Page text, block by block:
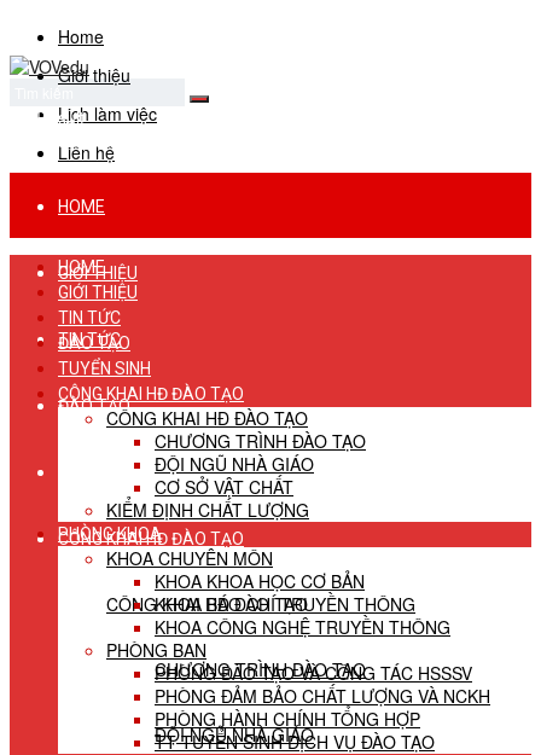
Home
Giới thiệu
Lịch làm việc
Liên hệ
No Result
View All Result
HOME
GIỚI THIỆU
TIN TỨC
ĐÀO TẠO
TUYỂN SINH
CÔNG KHAI HĐ ĐÀO TẠO
CÔNG KHAI HĐ ĐÀO TẠO
CHƯƠNG TRÌNH ĐÀO TẠO
ĐỘI NGŨ NHÀ GIÁO
HOME
GIỚI THIỆU
TIN TỨC
ĐÀO TẠO
TUYỂN SINH
CÔNG KHAI HĐ ĐÀO TẠO
CÔNG KHAI HĐ ĐÀO TẠO
CHƯƠNG TRÌNH ĐÀO TẠO
ĐỘI NGŨ NHÀ GIÁO
CƠ SỞ VẬT CHẤT
KIỂM ĐỊNH CHẤT LƯỢNG
PHÒNG KHOA
KHOA CHUYÊN MÔN
KHOA KHOA HỌC CƠ BẢN
KHOA BÁO CHÍ TRUYỀN THÔNG
KHOA CÔNG NGHỆ TRUYỀN THÔNG
PHÒNG BAN
PHÒNG ĐÀO TẠO VÀ CÔNG TÁC HSSSV
PHÒNG ĐẢM BẢO CHẤT LƯỢNG VÀ NCKH
PHÒNG HÀNH CHÍNH TỔNG HỢP
TT TUYỂN SINH DỊCH VỤ ĐÀO TẠO